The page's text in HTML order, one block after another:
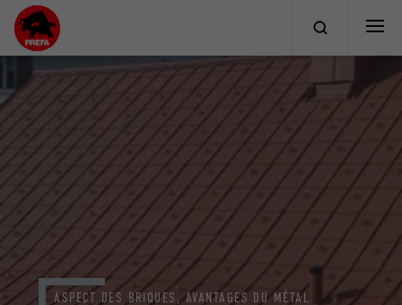
ASPECT DES BRIQUES, AVANTAGES DU MÉTAL